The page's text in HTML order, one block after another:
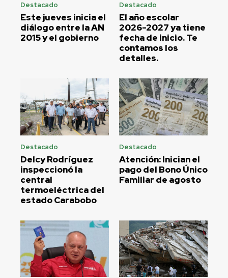
Destacado
Este jueves inicia el
diálogo entre la AN
2015 y el gobierno
Destacado
El año escolar
2026-2027 ya tiene
fecha de inicio. Te
contamos los
detalles.
Destacado
Delcy Rodríguez
inspeccionó la
central
termoeléctrica del
estado Carabobo
Destacado
Atención: Inician el
pago del Bono Único
Familiar de agosto